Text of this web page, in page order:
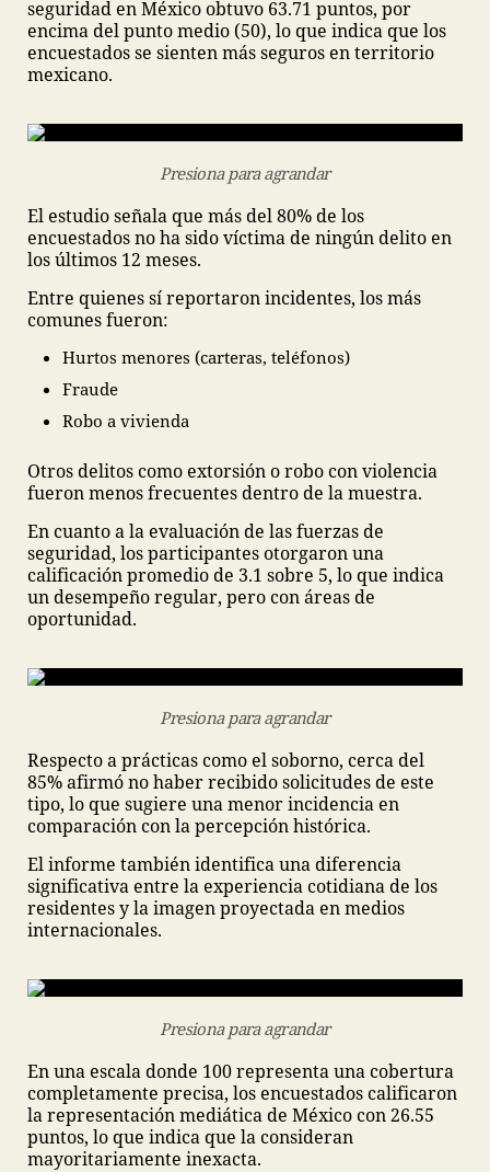
seguridad en México obtuvo 63.71 puntos, por
encima del punto medio (50), lo que indica que los
encuestados se sienten más seguros en territorio
mexicano.
Presiona para agrandar
El estudio señala que más del 80% de los
encuestados no ha sido víctima de ningún delito en
los últimos 12 meses.
Entre quienes sí reportaron incidentes, los más
comunes fueron:
Hurtos menores (carteras, teléfonos)
Fraude
Robo a vivienda
Otros delitos como extorsión o robo con violencia
fueron menos frecuentes dentro de la muestra.
En cuanto a la evaluación de las fuerzas de
seguridad, los participantes otorgaron una
calificación promedio de 3.1 sobre 5, lo que indica
un desempeño regular, pero con áreas de
oportunidad.
Presiona para agrandar
Respecto a prácticas como el soborno, cerca del
85% afirmó no haber recibido solicitudes de este
tipo, lo que sugiere una menor incidencia en
comparación con la percepción histórica.
El informe también identifica una diferencia
significativa entre la experiencia cotidiana de los
residentes y la imagen proyectada en medios
internacionales.
Presiona para agrandar
En una escala donde 100 representa una cobertura
completamente precisa, los encuestados calificaron
la representación mediática de México con 26.55
puntos, lo que indica que la consideran
mayoritariamente inexacta.